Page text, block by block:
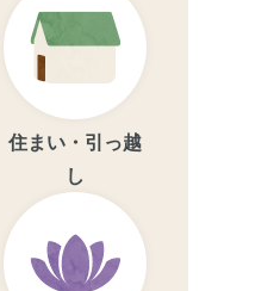
住まい・引っ越
し